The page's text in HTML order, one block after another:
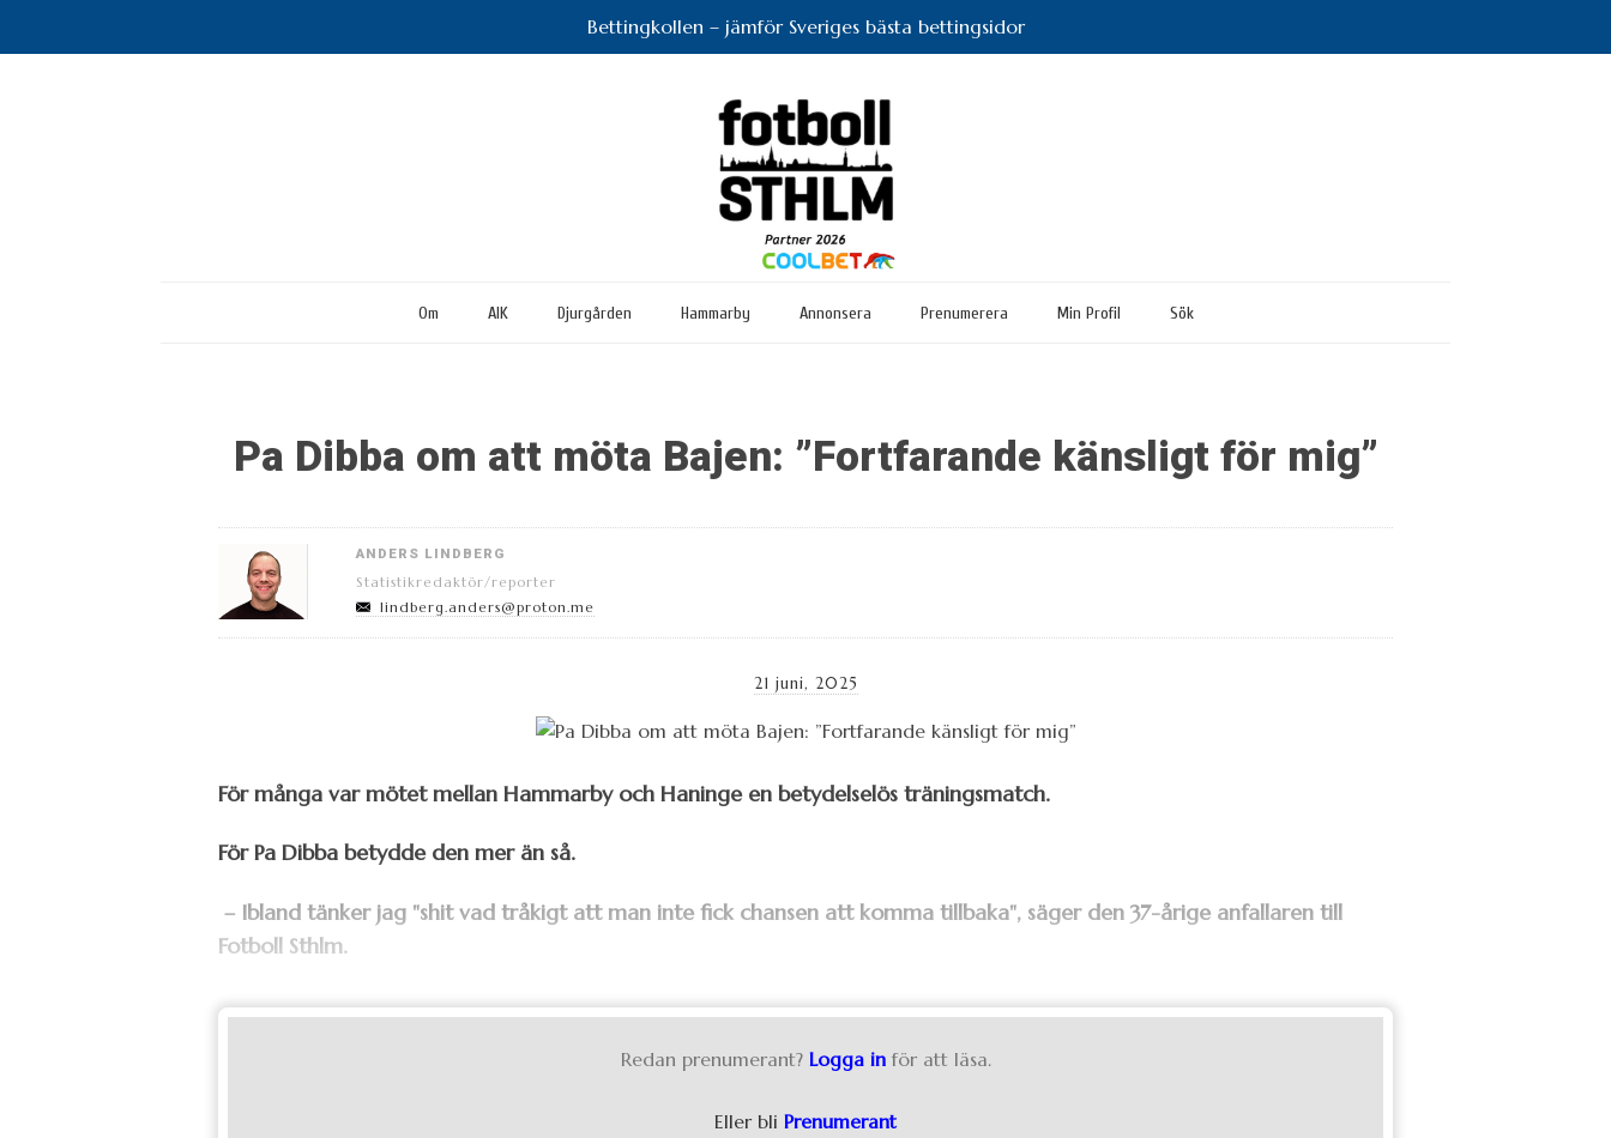
Bettingkollen – jämför Sveriges bästa bettingsidor
Om AIK Djurgården Hammarby Annonsera Prenumerera Min Profil Sök
Pa Dibba om att möta Bajen: ”Fortfarande känsligt för mig”
ANDERS LINDBERG
Statistikredaktör/reporter
lindberg.anders@proton.me
21 juni, 2025
För många var mötet mellan Hammarby och Haninge en betydelselös träningsmatch.
För Pa Dibba betydde den mer än så.
– Ibland tänker jag "shit vad tråkigt att man inte fick chansen att komma tillbaka", säger den 37-årige anfallaren till
Fotboll Sthlm.
Redan prenumerant? Logga in för att läsa.
Eller bli Prenumerant